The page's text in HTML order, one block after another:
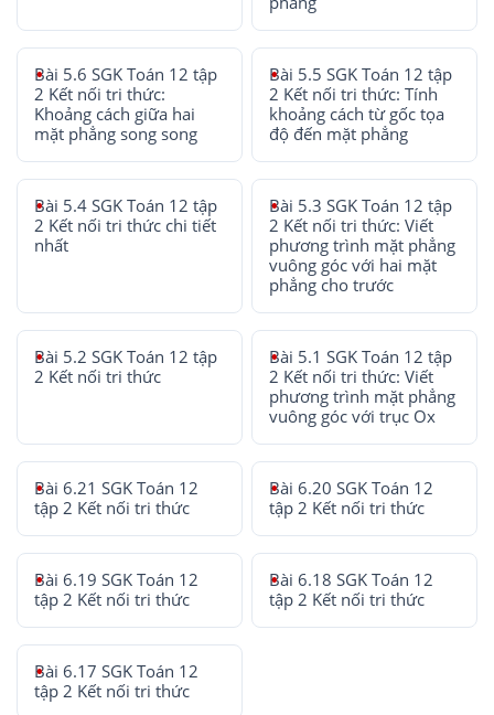
Bài 5.6 SGK Toán 12 tập
2 Kết nối tri thức:
Khoảng cách giữa hai
mặt phẳng song song
Bài 5.5 SGK Toán 12 tập
2 Kết nối tri thức: Tính
khoảng cách từ gốc tọa
độ đến mặt phẳng
Bài 5.4 SGK Toán 12 tập
2 Kết nối tri thức chi tiết
nhất
Bài 5.3 SGK Toán 12 tập
2 Kết nối tri thức: Viết
phương trình mặt phẳng
vuông góc với hai mặt
phẳng cho trước
Bài 5.2 SGK Toán 12 tập
2 Kết nối tri thức
Bài 5.1 SGK Toán 12 tập
2 Kết nối tri thức: Viết
phương trình mặt phẳng
vuông góc với trục Ox
Bài 6.21 SGK Toán 12
tập 2 Kết nối tri thức
Bài 6.20 SGK Toán 12
tập 2 Kết nối tri thức
Bài 6.19 SGK Toán 12
tập 2 Kết nối tri thức
Bài 6.18 SGK Toán 12
tập 2 Kết nối tri thức
Bài 6.17 SGK Toán 12
tập 2 Kết nối tri thức